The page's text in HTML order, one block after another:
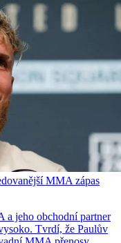
MMA zápas
a jeho obchodní partner
Tvrdí, že Paulův